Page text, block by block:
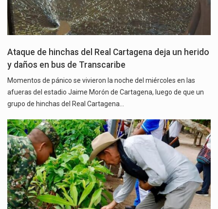
Ataque de hinchas del Real Cartagena deja un herido
y daños en bus de Transcaribe
Momentos de pánico se vivieron la noche del miércoles en las
afueras del estadio Jaime Morón de Cartagena, luego de que un
grupo de hinchas del Real Cartagena…